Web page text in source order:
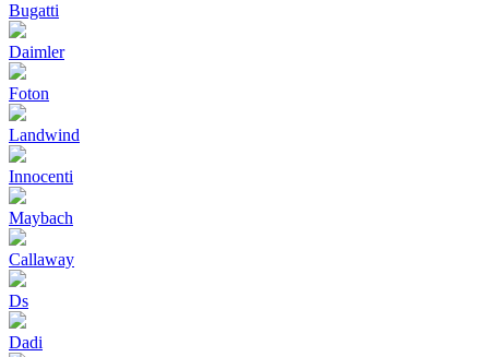
Bugatti
Daimler
Foton
Landwind
Innocenti
Maybach
Callaway
Ds
Dadi